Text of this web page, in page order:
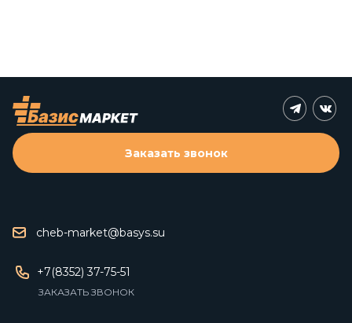
cheb-market@basys.su
+7(8352) 37-75-51
ЗАКАЗАТЬ ЗВОНОК
Заказать звонок